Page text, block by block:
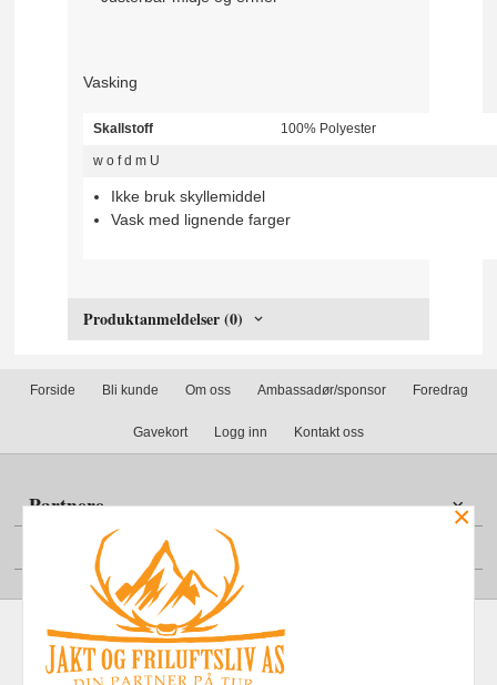
Vasking
Skallstoff 100% Polyester
wofdm U
Ikke bruk skyllemiddel
Vask med lignende farger
Produktanmeldelser (0)
Forside Bli kunde Om oss Ambassadør/sponsor Foredrag
Gavekort Logg inn Kontakt oss
Partnere
Din konto
×